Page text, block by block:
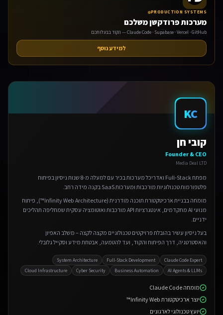
PRODUCTION SYSTEMS
מערכות פרודקשן משלכם
Claude Code · Supabase · Vercel · GitHub — הקוד בבעלותכם
למידע נוסף
KC
קובי חן
Founder & CEO
Media Deal LTD
מפתח Full-Stack ואדריכל מערכות בכיר עם למעלה מ-8 שנות ניסיון בפיתוח
פלטפורמות טכנולוגיות מורכבות ומערכות SaaS בקנה מידה רחב.
מומחה בבניית ארכיטקטורת תוכנה מודרנית (Infinity Web Architecture™), פיתוח
מנועי AI מתקדמים, אינטגרציות API מורכבות ואוטומציה עסקית שמחליפה תהליכים
ידניים.
בעל ניסיון עשיר בהובלת פרויקטים טכנולוגיים מקצה לקצה – משלב האפיון
והאסטרטגיה, דרך הפיתוח והקוד, ועד להטמעה, אבטחת מידע וסקייל גלובלי.
Claude Code Expert
Full-Stack Development
System Architecture
AI Agents & LLMs
Business Automation
Cyber Security
Cloud Infrastructure
מומחה Claude Code
יוצר ארכיטקטורת Infinity Web™
יועץ טכנולוגי לארגונים